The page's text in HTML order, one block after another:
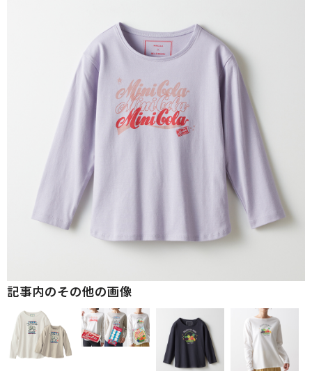
記事内のその他の画像